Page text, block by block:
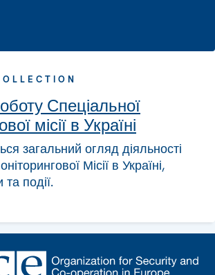
Спеціальної
місії в Україні
загальний огляд діяльності
Місії в Україні,
події.